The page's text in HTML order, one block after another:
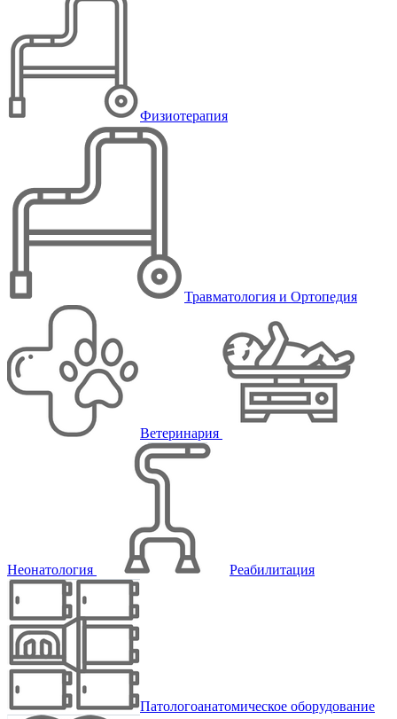
Физиотерапия
Травматология и Ортопедия
Ветеринария
Неонатология Реабилитация
Патологоанатомическое оборудование